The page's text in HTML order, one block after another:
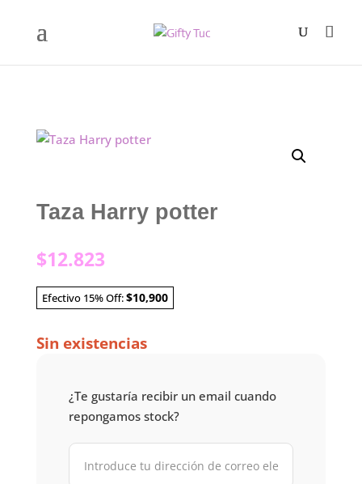
Taza Harry potter
$12.823
Efectivo 15% Off:$10,900
Sin existencias
¿Te gustaría recibir un email cuando
repongamos stock?